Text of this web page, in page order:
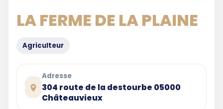
LA FERME DE LA PLAINE
Agriculteur
Adresse
304 route de la destourbe 05000
Châteauvieux